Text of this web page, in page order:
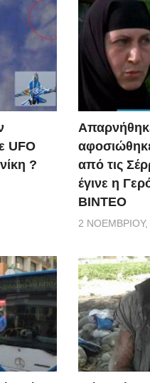
UFO
?
από τις
έγινε η
ΒΙΝΤΕΟ
2 ΝΟΕΜΒΡΊΟΥ,